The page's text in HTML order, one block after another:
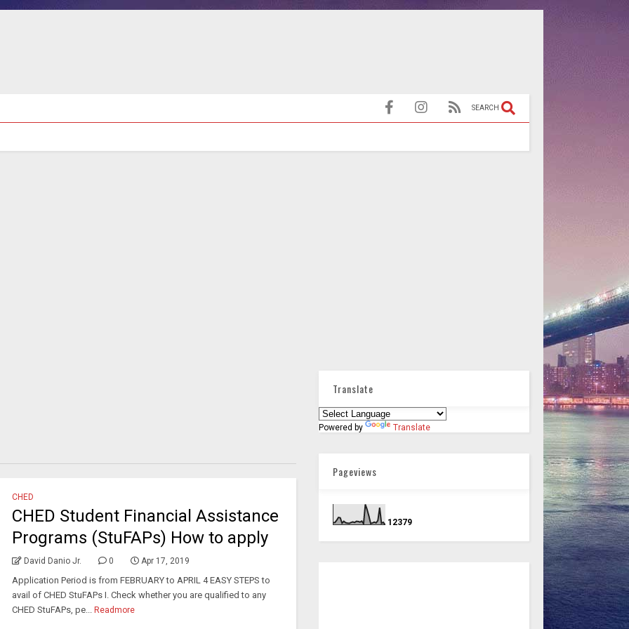
SEARCH
CHED
CHED Student Financial Assistance
Programs (StuFAPs) How to apply
David Danio Jr. 0 Apr 17, 2019
Application Period is from FEBRUARY to APRIL 4 EASY STEPS to
avail of CHED StuFAPs I. Check whether you are qualified to any
CHED StuFAPs, pe...
Readmore
Translate
Powered by Translate
Pageviews
1 2379